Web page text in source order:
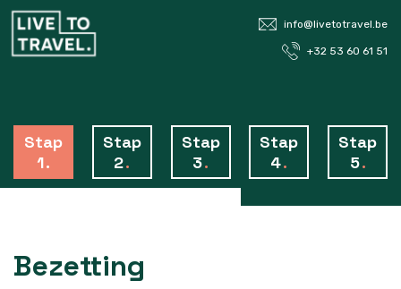
+32 53 60 61 51
info@livetotravel.be
Stap
1.
Stap
2.
Stap
3.
Stap
4.
Stap
5.
Bezetting